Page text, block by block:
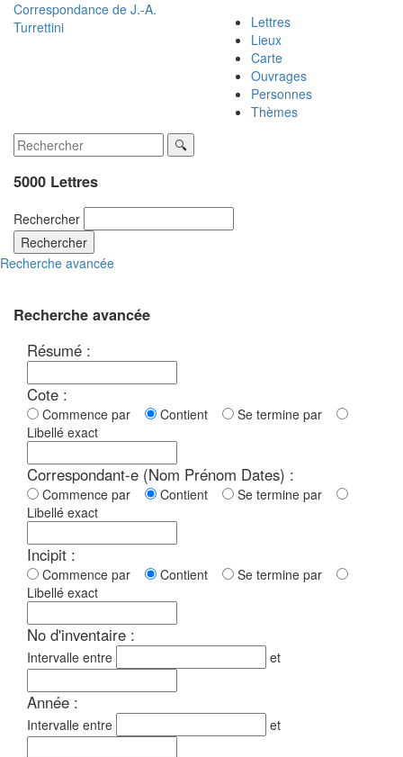
Correspondance de J.-A.
Turrettini
Lettres
Lieux
Carte
Ouvrages
Personnes
Thèmes
5000 Lettres
Rechercher
Rechercher
Recherche avancée
Recherche avancée
Résumé :
Cote :
Commence par Contient
Se termine par
Libellé exact
Correspondant-e (Nom Prénom Dates) :
Commence par Contient
Se termine par
Libellé exact
Incipit :
Commence par Contient
Se termine par
Libellé exact
No d'inventaire :
Intervalle entre et
Année :
Intervalle entre et